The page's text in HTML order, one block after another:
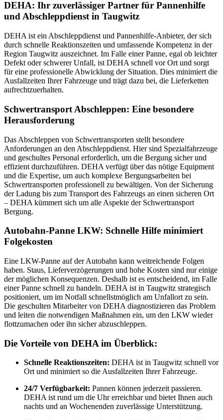
DEHA: Ihr zuverlässiger Partner für Pannenhilfe
und Abschleppdienst in Taugwitz
DEHA ist ein Abschleppdienst und Pannenhilfe-Anbieter, der sich
durch schnelle Reaktionszeiten und umfassende Kompetenz in der
Region Taugwitz auszeichnet. Im Falle einer Panne, egal ob leichter
Defekt oder schwerer Unfall, ist DEHA schnell vor Ort und sorgt
für eine professionelle Abwicklung der Situation. Dies minimiert die
Ausfallzeiten Ihrer Fahrzeuge und trägt dazu bei, die Lieferketten
aufrechtzuerhalten.
Schwertransport Abschleppen: Eine besondere
Herausforderung
Das Abschleppen von Schwertransporten stellt besondere
Anforderungen an den Abschleppdienst. Hier sind Spezialfahrzeuge
und geschultes Personal erforderlich, um die Bergung sicher und
effizient durchzuführen. DEHA verfügt über das nötige Equipment
und die Expertise, um auch komplexe Bergungsarbeiten bei
Schwertransporten professionell zu bewältigen. Von der Sicherung
der Ladung bis zum Transport des Fahrzeugs an einen sicheren Ort
– DEHA kümmert sich um alle Aspekte der Schwertransport
Bergung.
Autobahn-Panne LKW: Schnelle Hilfe minimiert
Folgekosten
Eine LKW-Panne auf der Autobahn kann weitreichende Folgen
haben. Staus, Lieferverzögerungen und hohe Kosten sind nur einige
der möglichen Konsequenzen. Deshalb ist es entscheidend, im Falle
einer Panne schnell zu handeln. DEHA ist in Taugwitz strategisch
positioniert, um im Notfall schnellstmöglich am Unfallort zu sein.
Die geschulten Mitarbeiter von DEHA diagnostizieren das Problem
und leiten die notwendigen Maßnahmen ein, um den LKW wieder
flottzumachen oder ihn sicher abzuschleppen.
Die Vorteile von DEHA im Überblick:
Schnelle Reaktionszeiten: DEHA ist in Taugwitz schnell vor
Ort und minimiert so die Ausfallzeiten Ihrer Fahrzeuge.
24/7 Verfügbarkeit: Pannen können jederzeit passieren.
DEHA ist rund um die Uhr erreichbar und bietet Ihnen auch
nachts und an Wochenenden zuverlässige Unterstützung.